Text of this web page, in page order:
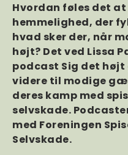
Hvordan føles det
hemmelighed, der
hvad sker der, når
højt? Det ved Lissa
podcast Sig det
videre til modige
deres kamp med
selvskade.
med Foreningen
Selvskade.